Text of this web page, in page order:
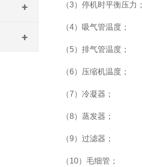
（3）停机时平衡压力；
（4）吸气管温度；
（5）排气管温度；
（6）压缩机温度；
（7）冷凝器；
（8）蒸发器；
（9）过滤器；
（10）毛细管；